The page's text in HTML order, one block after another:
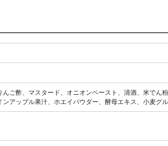
ご酢、マスタード、オニオンペースト、清酒、米で
アップル果汁、ホエイパウダー、酵母エキス、小麦グ